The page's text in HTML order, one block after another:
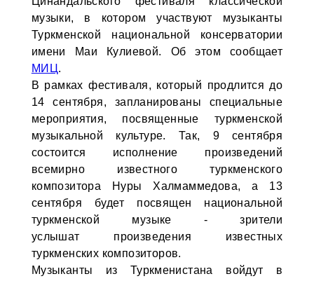
музыки, в котором участвуют музыканты
Туркменской национальной консерватории
имени Маи Кулиевой. Об этом сообщает
МИЦ .
В рамках фестиваля, который продлится до
14 сентября, запланированы специальные
мероприятия, посвященные туркменской
музыкальной культуре. Так, 9 сентября
состоится исполнение произведений
всемирно известного туркменского
композитора Нуры Халмаммедова, а 13
сентября будет посвящен национальной
туркменской музыке - зрители
услышат произведения известных
туркменских композиторов.
Музыканты из Туркменистана войдут в